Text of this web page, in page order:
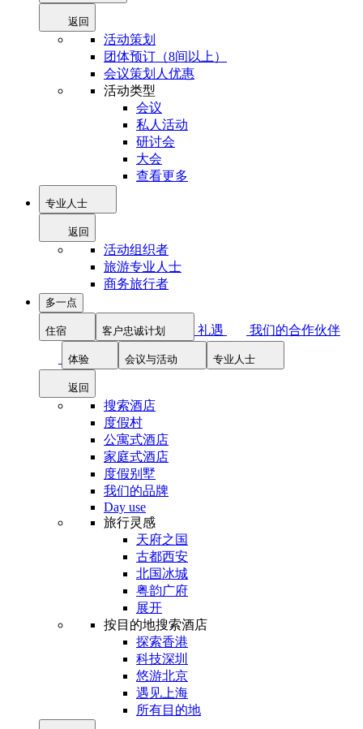
返回
活动策划
团体预订（8间以上）
会议策划人优惠
活动类型
会议
私人活动
研讨会
大会
查看更多
专业人士
返回
活动组织者
旅游专业人士
商务旅行者
多一点
住宿 客户忠诚计划 礼遇 我们的合作伙伴
体验 会议与活动 专业人士
返回
搜索酒店
度假村
公寓式酒店
家庭式酒店
度假别墅
我们的品牌
Day use
旅行灵感
天府之国
古都西安
北国冰城
粤韵广府
展开
按目的地搜索酒店
探索香港
科技深圳
悠游北京
遇见上海
所有目的地